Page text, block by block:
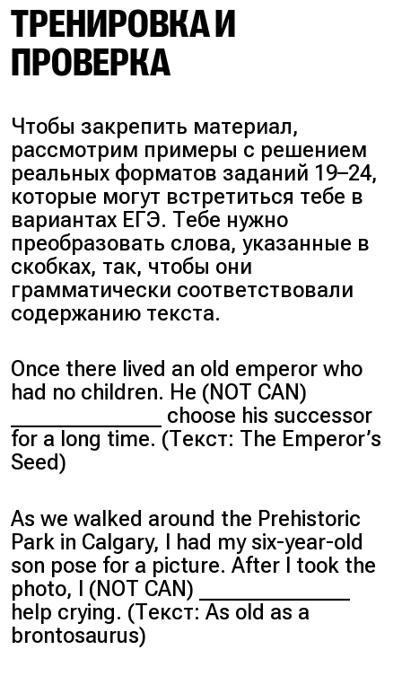
ТРЕНИРОВКА И
ПРОВЕРКА
Чтобы закрепить материал,
рассмотрим примеры с решением
реальных форматов заданий 19–24,
которые могут встретиться тебе в
вариантах ЕГЭ. Тебе нужно
преобразовать слова, указанные в
скобках, так, чтобы они
грамматически соответствовали
содержанию текста.
Once there lived an old emperor who
had no children. He (NOT CAN)
______________ choose his successor
for a long time. (Текст: The Emperor’s
Seed)
As we walked around the Prehistoric
Park in Calgary, I had my six-year-old
son pose for a picture. After I took the
photo, I (NOT CAN) ______________
help crying. (Текст: As old as a
brontosaurus)